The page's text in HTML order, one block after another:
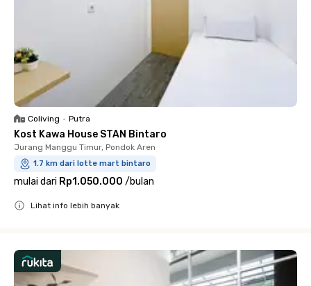
Coliving • Putra
Kost Kawa House STAN Bintaro
Jurang Manggu Timur, Pondok Aren
1.7 km dari lotte mart bintaro
mulai dari Rp1.050.000 /bulan
Lihat info lebih banyak